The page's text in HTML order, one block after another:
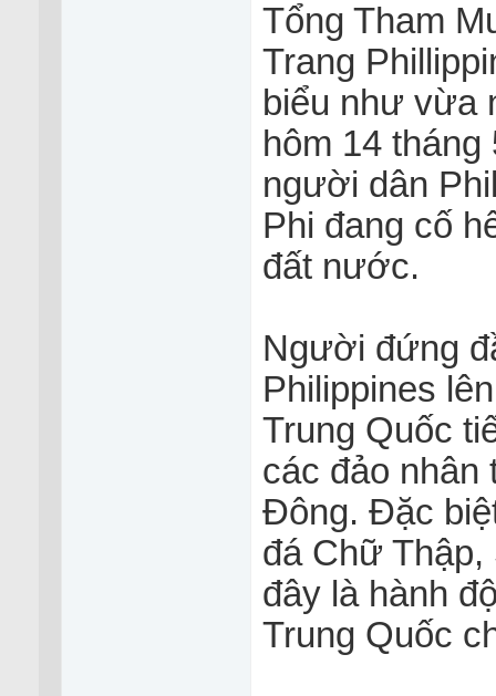
Tổng Tham
Trang
biểu như vừa
hôm 14
người dân
Phi đang cố
đất nước.
Người đứng
Philippines
Trung Quốc
các đảo nhân
Đông. Đặc
đá Chữ Thập,
đây là hành
Trung Quốc